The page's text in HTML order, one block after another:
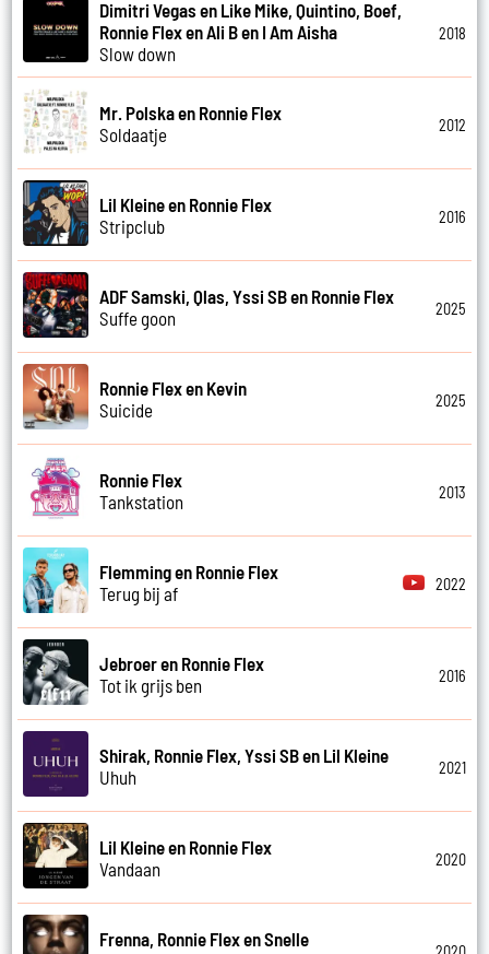
Dimitri Vegas en Like Mike, Quintino, Boef,
Ronnie Flex en Ali B en I Am Aisha
Slow down
2018
Mr. Polska en Ronnie Flex
Soldaatje
2012
Lil Kleine en Ronnie Flex
Stripclub
2016
ADF Samski, Qlas, Yssi SB en Ronnie Flex
Suffe goon
2025
Ronnie Flex en Kevin
Suicide
2025
Ronnie Flex
Tankstation
2013
Flemming en Ronnie Flex
Terug bij af
2022
Jebroer en Ronnie Flex
Tot ik grijs ben
2016
Shirak, Ronnie Flex, Yssi SB en Lil Kleine
Uhuh
2021
Lil Kleine en Ronnie Flex
Vandaan
2020
Frenna, Ronnie Flex en Snelle